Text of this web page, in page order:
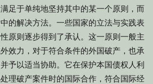
足于单纯地坚持其中的某一个原则，而
的解决方法。一些国家的立法与实践表
原则逐步得到了承认。这一原则一般主
效力，对于符合条件的外国破产，也承
予以适当协助。它在保护本国债权人利
理破产案件时的国际合作，符合国际经